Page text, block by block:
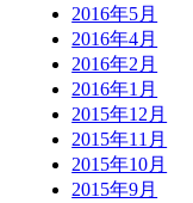
2016年5月
2016年4月
2016年2月
2016年1月
2015年12月
2015年11月
2015年10月
2015年9月